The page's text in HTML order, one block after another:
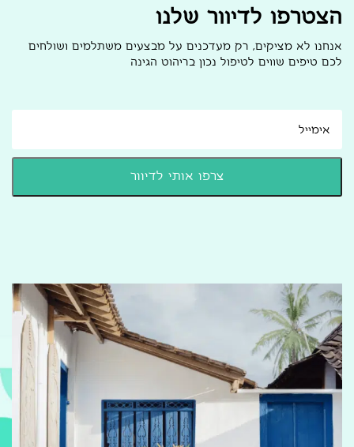
הצטרפו לדיוור שלנו
אנחנו לא מציקים, רק מעדכנים על מבצעים משתלמים ושולחים
לכם טיפים שווים לטיפול נכון בריהוט הגינה